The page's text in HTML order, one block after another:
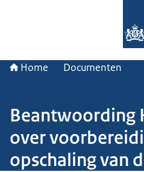
Home Documenten
Beantwoording
over
opschaling van